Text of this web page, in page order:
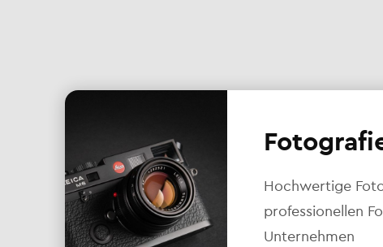
Hochwertige
professionellen
Unternehmen